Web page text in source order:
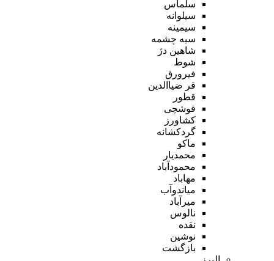
سلماس
سیلوانه
سیمینه
سیه چشمه
شاهین دژ
شوط
فیرورق
قر ضیاالدین
قطور
قوشچی
کشاورز
گردکشانه
ماکو
محمدیار
محمودآباد
مهاباد
میاندوآب
میرآباد
نالوس
نقده
نوشین
بازگشت